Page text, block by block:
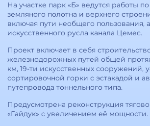
На участке парк «Б» ведутся работы
земляного полотна и верхнего
включая пути необщего пользования,
искусственного русла канала Цемес.
Проект включает в себя
железнодорожных путей общей
км, 19-ти искусственных сооружений,
сортировочной горки с эстакадой и
путепровода тоннельного типа.
Предусмотрена реконструкция
«Гайдук» с увеличением её мощности.